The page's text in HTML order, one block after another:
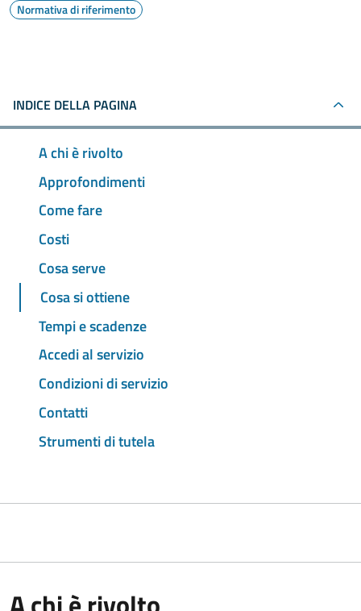
Normativa di riferimento
INDICE DELLA PAGINA
A chi è rivolto
Approfondimenti
Come fare
Costi
Cosa serve
Cosa si ottiene
Tempi e scadenze
Accedi al servizio
Condizioni di servizio
Contatti
Strumenti di tutela